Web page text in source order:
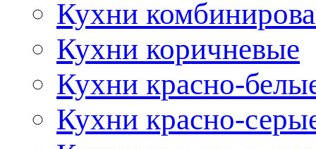
Кухни
Кухни коричневые
Кухни красно-
Кухни красно-